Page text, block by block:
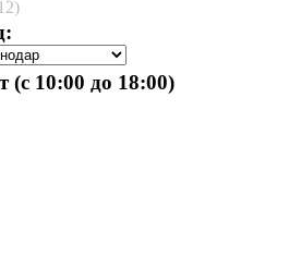
(с 10:00 до 18:00)